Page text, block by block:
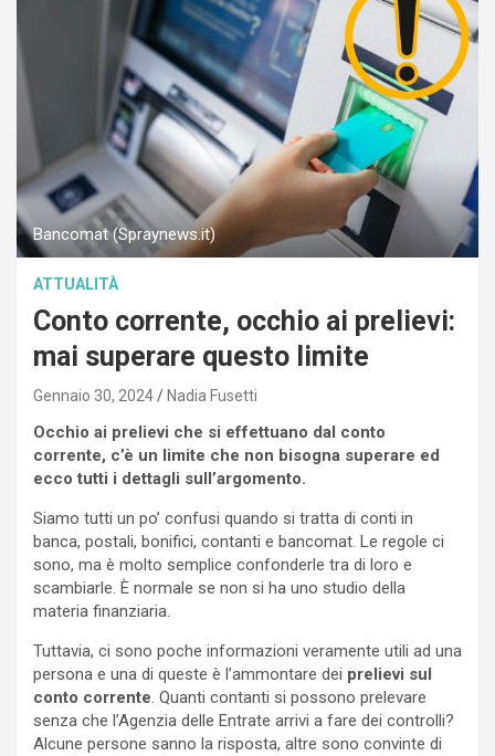
Bancomat (Spraynews.it)
ATTUALITÀ
Conto corrente, occhio ai prelievi:
mai superare questo limite
Gennaio 30, 2024 Nadia Fusetti
Occhio ai prelievi che si effettuano dal conto
corrente, c’è un limite che non bisogna superare ed
ecco tutti i dettagli sull’argomento.
Siamo tutti un po’ confusi quando si tratta di conti in
banca, postali, bonifici, contanti e bancomat. Le regole ci
sono, ma è molto semplice confonderle tra di loro e
scambiarle. È normale se non si ha uno studio della
materia finanziaria.
Tuttavia, ci sono poche informazioni veramente utili ad una
persona e una di queste è l’ammontare dei prelievi sul
conto corrente. Quanti contanti si possono prelevare
senza che l’Agenzia delle Entrate arrivi a fare dei controlli?
Alcune persone sanno la risposta, altre sono convinte di